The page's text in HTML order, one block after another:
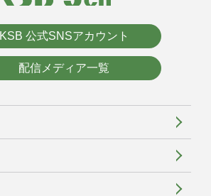
KSB 公式SNSアカウント
配信メディア一覧